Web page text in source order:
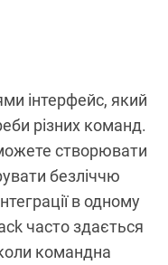
інтерфейс, який
різних команд.
створювати
безліччю
в одному
часто здається
командна